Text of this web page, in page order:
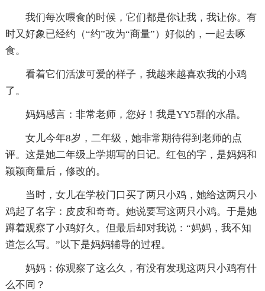
我们每次喂食的时候，它们都是你让我，我让你。有
时又好象已经约（“约”改为“商量”）好似的，一起去啄
食。
看着它们活泼可爱的样子，我越来越喜欢我的小鸡
了。
妈妈感言：非常老师，您好！我是YY5群的水晶。
女儿今年8岁，二年级，她非常期待得到老师的点
评。这是她二年级上学期写的日记。红包的字，是妈妈和
颖颖商量后，修改的。
当时，女儿在学校门口买了两只小鸡，她给这两只小
鸡起了名字：皮皮和奇奇。她说要写这两只小鸡。于是她
蹲着观察了小鸡好久。但最后却对我说：“妈妈，我不知
道怎么写。”以下是妈妈辅导的过程。
妈妈：你观察了这么久，有没有发现这两只小鸡有什
么不同？